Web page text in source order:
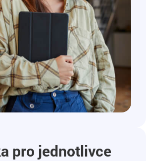
pro jednotlivce